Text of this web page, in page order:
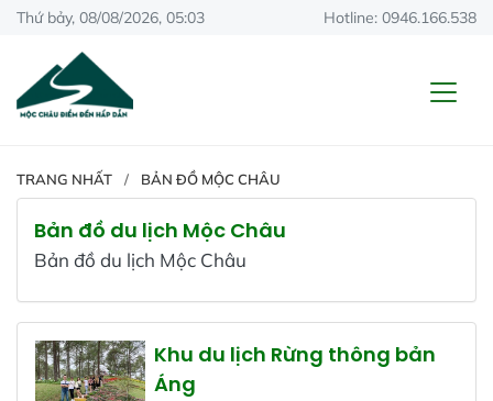
Thứ bảy, 08/08/2026, 05:03 Hotline: 0946.166.538
TRANG NHẤT BẢN ĐỒ MỘC CHÂU
Bản đồ du lịch Mộc Châu
Bản đồ du lịch Mộc Châu
Khu du lịch Rừng thông bản
Áng